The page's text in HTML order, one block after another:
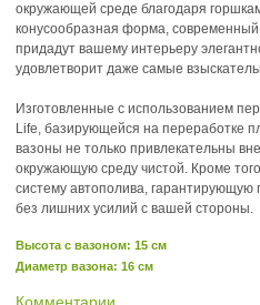
окружающей среде благодаря
конусообразная форма,
придадут вашему интерьеру
удовлетворит даже самые
Изготовленные с использованием
Life, базирующейся на переработке
вазоны не только привлекательны
окружающую среду чистой. Кроме
систему автополива, гарантирующую
без лишних усилий с вашей стороны.
Высота c вазоном: 15 см
Диаметр вазона: 16 см